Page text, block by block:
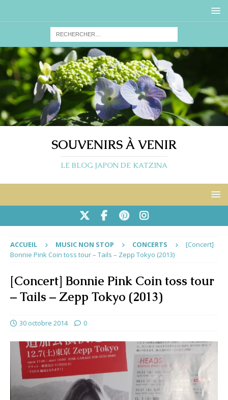
SOUVENIRS À VENIR
LE BLOG JAPON DE KATZINA
ACCUEIL MUSIC NON STOP CONCERTS
[Concert]
Bonnie Pink Coin toss tour – Tails – Zepp Tokyo (2013)
[Concert] Bonnie Pink Coin toss tour
– Tails – Zepp Tokyo (2013)
30 octobre 2014 0